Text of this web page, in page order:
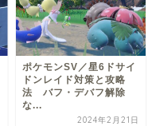
ポケモンSV／星6ドサイ
ドンレイド対策と攻略
法 バフ・デバフ解除
な...
2024年2月21日